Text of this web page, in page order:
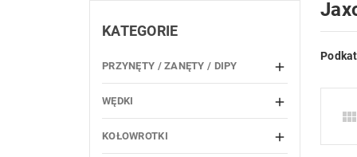
KATEGORIE
PRZYNĘTY / ZANĘTY / DIPY 
WĘDKI 
KOŁOWROTKI 